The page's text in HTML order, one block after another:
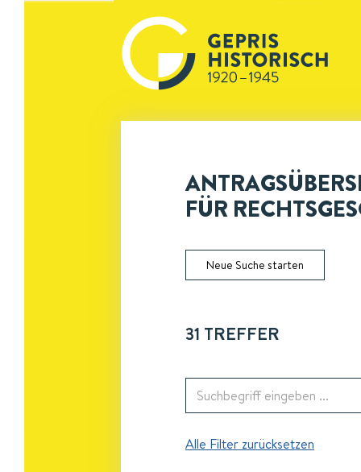
FÜR
Neue Suche starten
31 TREFFER
Alle Filter zurücksetzen